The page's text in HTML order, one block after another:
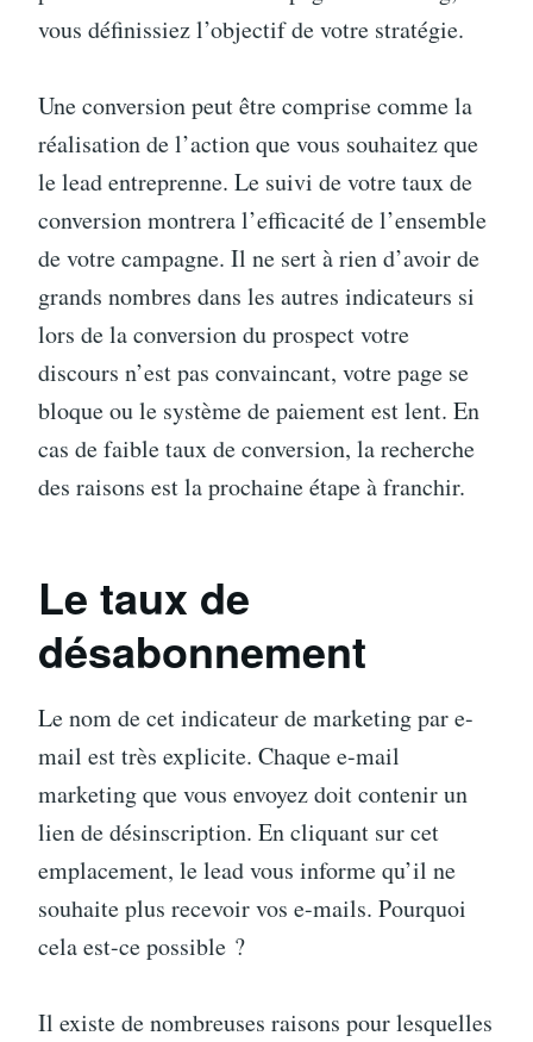
vous définissiez l’objectif de votre stratégie.
Une conversion peut être comprise comme la
réalisation de l’action que vous souhaitez que
le lead entreprenne. Le suivi de votre taux de
conversion montrera l’efficacité de l’ensemble
de votre campagne. Il ne sert à rien d’avoir de
grands nombres dans les autres indicateurs si
lors de la conversion du prospect votre
discours n’est pas convaincant, votre page se
bloque ou le système de paiement est lent. En
cas de faible taux de conversion, la recherche
des raisons est la prochaine étape à franchir.
Le taux de
désabonnement
Le nom de cet indicateur de marketing par e-
mail est très explicite. Chaque e-mail
marketing que vous envoyez doit contenir un
lien de désinscription. En cliquant sur cet
emplacement, le lead vous informe qu’il ne
souhaite plus recevoir vos e-mails. Pourquoi
cela est-ce possible ?
Il existe de nombreuses raisons pour lesquelles